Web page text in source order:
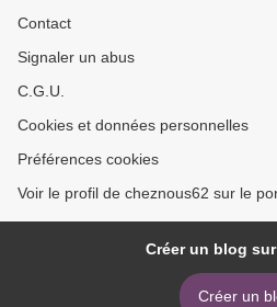
Contact
Signaler un abus
C.G.U.
Cookies et données personnelles
Préférences cookies
Voir le profil de cheznous62 sur le
Créer un blog
Créer un